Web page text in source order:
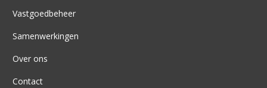
Vastgoedbeheer
Samenwerkingen
Over ons
Contact